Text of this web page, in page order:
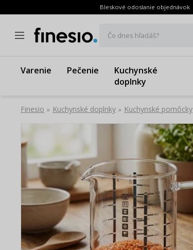
Bleskové odoslanie objednávok
Čo dnes hľadáš?
Varenie Pečenie
Kuchynské
doplnky
Finesio » Kuchynské doplnky » Kuchynské pomôcky